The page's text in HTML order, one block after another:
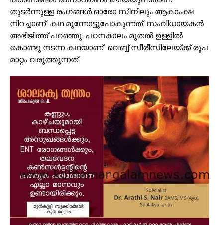
തുടർന്നുള്ള രംഗങ്ങൾ.ഓരോ സീനിലും ആകാംക്ഷ
നിറച്ചാണ് കഥ മുന്നോട്ടുപോകുന്നത്. സംവിധായകൻ
അഭിജിത്ത് പറഞ്ഞു. പഠനകാലം മുതൽ ഉള്ളിൽ
കൊണ്ടു നടന്ന കഥയാണ് വെബ്ബ് സീരീസിലേയ്ക്ക് രൂപ
മാറ്റം വരുത്തുന്നത്.